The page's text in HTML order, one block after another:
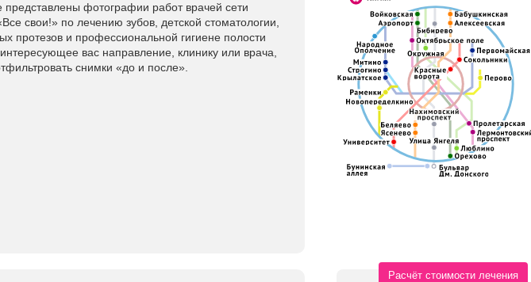
Расчёт стоимости лечения
представлены фотографии работ врачей сети
свои!» по лечению зубов, детской стоматологии,
протезов и профессиональной гигиене полости
вас направление, клинику или врача,
снимки «до и после».